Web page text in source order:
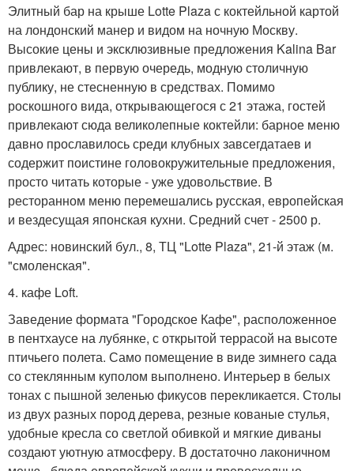
Элитный бар на крыше Lotte Plaza с коктейльной картой
на лондонский манер и видом на ночную Москву.
Высокие цены и эксклюзивные предложения Kalina Bar
привлекают, в первую очередь, модную столичную
публику, не стесненную в средствах. Помимо
роскошного вида, открывающегося с 21 этажа, гостей
привлекают сюда великолепные коктейли: барное меню
давно прославилось среди клубных завсегдатаев и
содержит поистине головокружительные предложения,
просто читать которые - уже удовольствие. В
ресторанном меню перемешались русская, европейская
и вездесущая японская кухни. Средний счет - 2500 р.
Адрес: новинский бул., 8, ТЦ "Lotte Plaza", 21-й этаж (м.
"смоленская".
4. кафе Loft.
Заведение формата "Городское Кафе", расположенное
в пентхаусе на лубянке, с открытой террасой на высоте
птичьего полета. Само помещение в виде зимнего сада
со стеклянным куполом выполнено. Интерьер в белых
тонах с пышной зеленью фикусов перекликается. Столы
из двух разных пород дерева, резные кованые стулья,
удобные кресла со светлой обивкой и мягкие диваны
создают уютную атмосферу. В достаточно лаконичном